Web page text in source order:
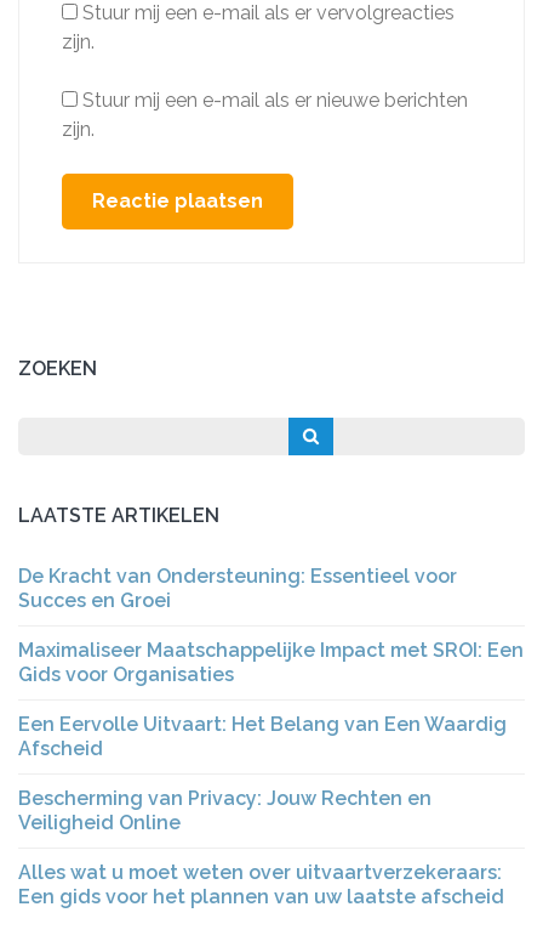
Stuur mij een e-mail als er vervolgreacties
zijn.
Stuur mij een e-mail als er nieuwe berichten
zijn.
ZOEKEN
LAATSTE ARTIKELEN
De Kracht van Ondersteuning: Essentieel voor
Succes en Groei
Maximaliseer Maatschappelijke Impact met SROI: Een
Gids voor Organisaties
Een Eervolle Uitvaart: Het Belang van Een Waardig
Afscheid
Bescherming van Privacy: Jouw Rechten en
Veiligheid Online
Alles wat u moet weten over uitvaartverzekeraars:
Een gids voor het plannen van uw laatste afscheid